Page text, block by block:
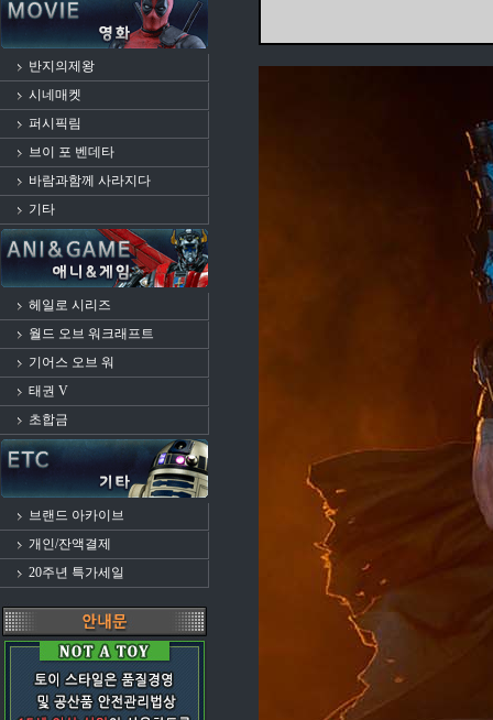
반지의제왕
시네매켓
퍼시픽림
브이 포 벤데타
바람과함께 사라지다
기타
헤일로 시리즈
월드 오브 워크래프트
기어스 오브 워
태권 V
초합금
브랜드 아카이브
개인/잔액결제
20주년 특가세일